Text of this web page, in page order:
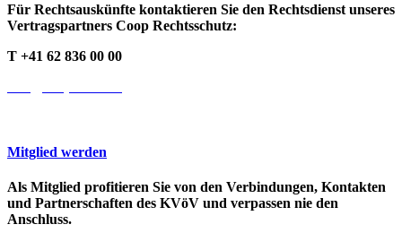
Für Rechtsauskünfte kontaktieren Sie den Rechtsdienst unseres
Vertragspartners Coop Rechtsschutz:
T +41 62 836 00 00
Mitglied werden
Als Mitglied profitieren Sie von den Verbindungen, Kontakten
und Partnerschaften des KVöV und verpassen nie den
Anschluss.